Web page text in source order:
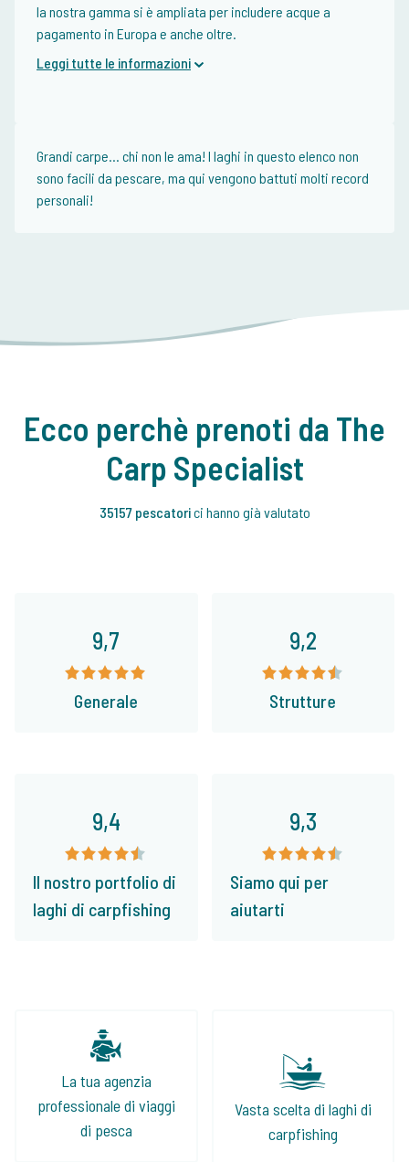
la nostra gamma si è ampliata per includere acque a
pagamento in Europa e anche oltre.
Leggi tutte le informazioni
Grandi carpe... chi non le ama! I laghi in questo elenco non
sono facili da pescare, ma qui vengono battuti molti record
personali!
Ecco perchè prenoti da The
Carp Specialist
35157 pescatorici hanno già valutato
9,7
Generale
9,2
Strutture
9,4
Il nostro portfolio di
laghi di carpfishing
9,3
Siamo qui per
aiutarti
La tua agenzia
professionale di viaggi
di pesca
Vasta scelta di laghi di
carpfishing